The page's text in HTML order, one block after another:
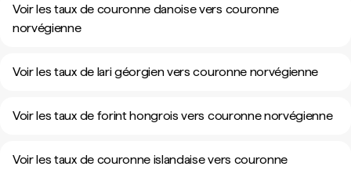
Voir les taux de couronne danoise vers couronne
norvégienne
Voir les taux de lari géorgien vers couronne norvégienne
Voir les taux de forint hongrois vers couronne norvégienne
Voir les taux de couronne islandaise vers couronne